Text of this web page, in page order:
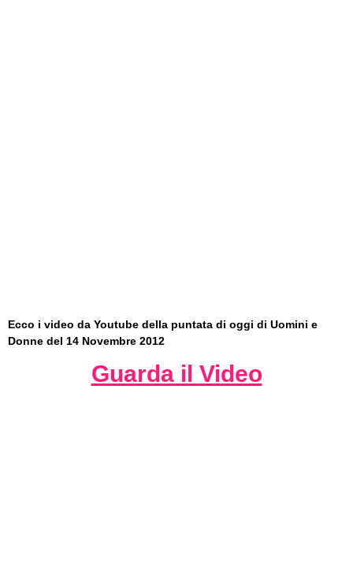
Ecco i video da Youtube della puntata di oggi di Uomini e
Donne del 14 Novembre 2012
Guarda il Video